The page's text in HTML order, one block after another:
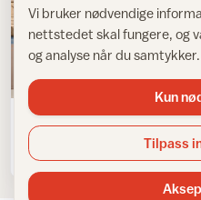
Trendy
Vi bruker nødvendige
nettstedet skal fungere, og
og analyse når du samtykker.
Kun
Tilpass